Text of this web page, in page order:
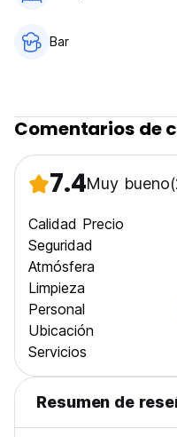
Bar
Comentarios de
7.4Muy bueno
Calidad Precio
Seguridad
Atmósfera
Limpieza
Personal
Ubicación
Servicios
Resumen de